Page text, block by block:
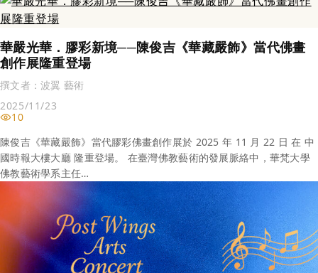
華嚴光華．膠彩新境──陳俊吉《華藏嚴飾》當代佛畫
創作展隆重登場
撰文者：波翼 藝術
2025/11/23
10
陳俊吉《華藏嚴飾》當代膠彩佛畫創作展於 2025 年 11 月 22 日 在 中
國時報大樓大廳 隆重登場。 在臺灣佛教藝術的發展脈絡中，華梵大學
佛教藝術學系主任…